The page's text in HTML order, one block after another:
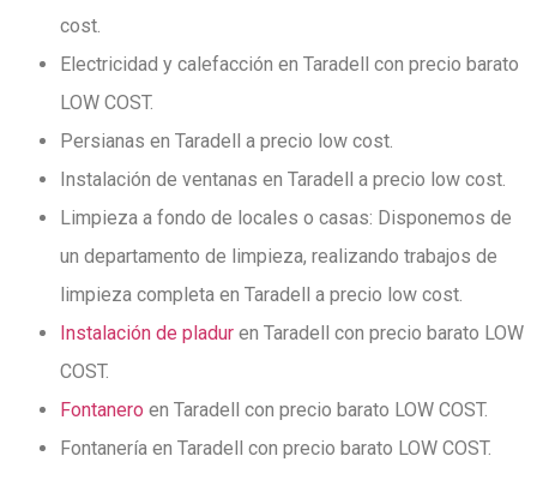
cost.
Electricidad y calefacción en Taradell con precio barato
LOW COST.
Persianas en Taradell a precio low cost.
Instalación de ventanas en Taradell a precio low cost.
Limpieza a fondo de locales o casas: Disponemos de
un departamento de limpieza, realizando trabajos de
limpieza completa en Taradell a precio low cost.
Instalación de pladur en Taradell con precio barato LOW
COST.
Fontanero en Taradell con precio barato LOW COST.
Fontanería en Taradell con precio barato LOW COST.